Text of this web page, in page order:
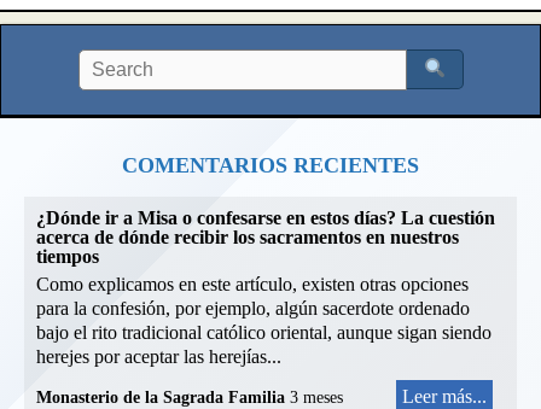
COMENTARIOS RECIENTES
¿Dónde ir a Misa o confesarse en estos días? La cuestión
acerca de dónde recibir los sacramentos en nuestros
tiempos
Como explicamos en este artículo, existen otras opciones
para la confesión, por ejemplo, algún sacerdote ordenado
bajo el rito tradicional católico oriental, aunque sigan siendo
herejes por aceptar las herejías...
Monasterio de la Sagrada Familia 3 meses Leer más...